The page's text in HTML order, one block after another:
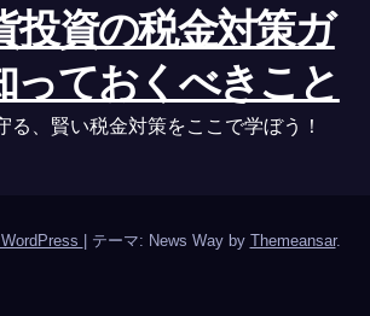
投資の税金対策ガ
っておくべきこと
る、賢い税金対策をここで学ぼう！
テーマ: News Way by Themeansar.